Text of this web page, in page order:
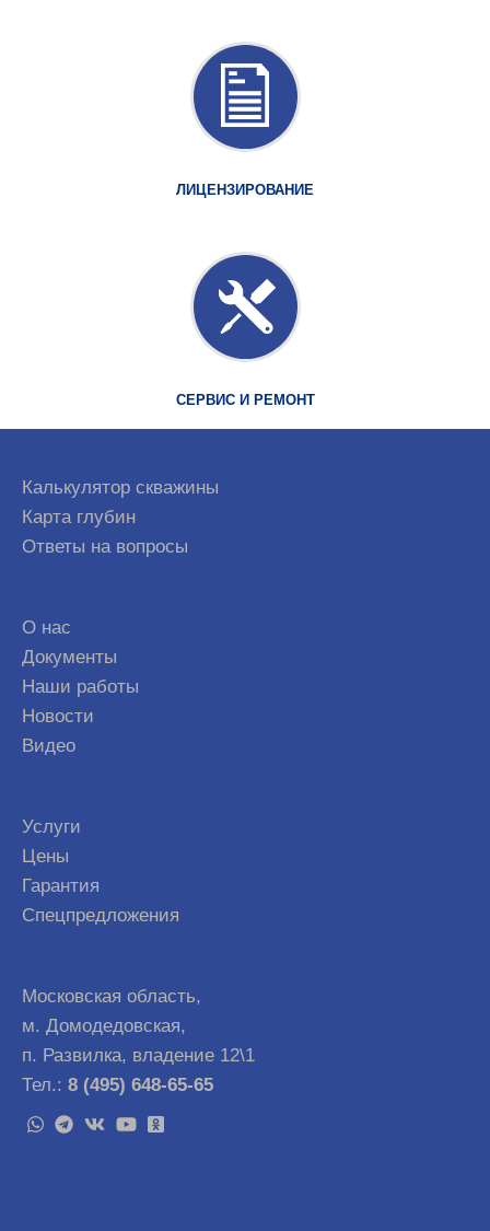
ЛИЦЕНЗИРОВАНИЕ
СЕРВИС И РЕМОНТ
Калькулятор скважины
Карта глубин
Ответы на вопросы
О нас
Документы
Наши работы
Новости
Видео
Услуги
Цены
Гарантия
Спецпредложения
Московская область,
м. Домодедовская,
п. Развилка, владение 12\1
Тел.: 8 (495) 648-65-65